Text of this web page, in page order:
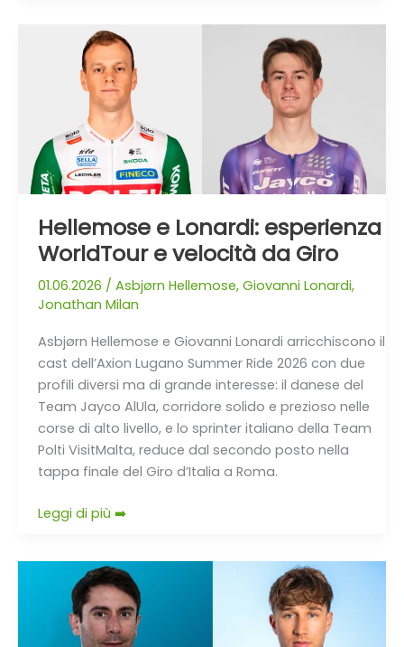
Hellemose e Lonardi: esperienza
WorldTour e velocità da Giro
01.06.2026 / Asbjørn Hellemose, Giovanni Lonardi,
Jonathan Milan
Asbjørn Hellemose e Giovanni Lonardi arricchiscono il
cast dell’Axion Lugano Summer Ride 2026 con due
profili diversi ma di grande interesse: il danese del
Team Jayco AlUla, corridore solido e prezioso nelle
corse di alto livello, e lo sprinter italiano della Team
Polti VisitMalta, reduce dal secondo posto nella
tappa finale del Giro d’Italia a Roma.
Hellemose
Lonardi:
esperienza
WorldTour
e
velocità
da
Leggi di più ➡️
Meris